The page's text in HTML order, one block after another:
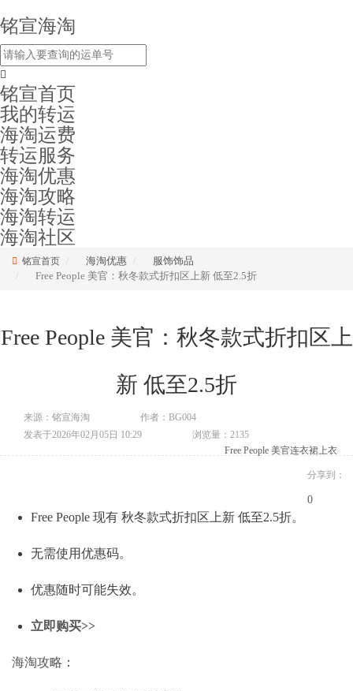
铭宣海淘
铭宣首页
我的转运
海淘运费
转运服务
海淘优惠
海淘攻略
海淘转运
海淘社区
铭宣首页 海淘优惠
服饰饰品
Free People 美官：秋冬款式折扣区上新 低至2.5折
Free People 美官：秋冬款式折扣区上
新 低至2.5折
来源：铭宣海淘
作者：BG004
发表于2026年02月05日 10:29
浏览量：2135
Free People 美官连衣裙上衣
分享到：
0
Free People 现有 秋冬款式折扣区上新 低至2.5折。
无需使用优惠码。
优惠随时可能失效。
立即购买>>
海淘攻略 ：